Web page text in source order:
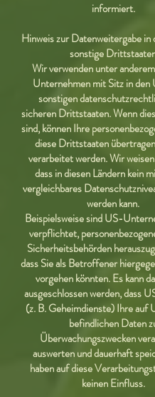
informiert.
Hinweis zur Datenweitergabe in
sonstige
Wir verwenden unter
Unternehmen mit Sitz in den
sonstigen
sicheren Drittstaaten. Wenn
sind, können Ihre
diese Drittstaaten
verarbeitet werden. Wir
dass in diesen Ländern kein
vergleichbares
werden kann.
Beispielsweise sind US-
verpflichtet,
Sicherheitsbehörden
dass Sie als Betroffener
vorgehen könnten. Es kann
ausgeschlossen werden, dass
(z. B. Geheimdienste) Ihre auf
befindlichen Daten
Überwachungszwecken
auswerten und dauerhaft
haben auf diese
keinen Einfluss.